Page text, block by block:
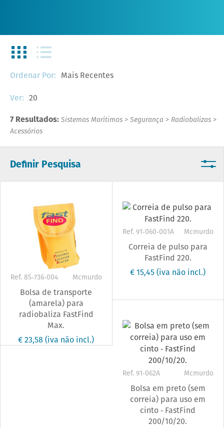
Definir Pesquisa
Ordenar Por: Mais Recentes
Ver: 20
7 Resultados: Sistemas Marítimos > Segurança > Radiobalizas >
Acessórios
Ref. 85‐736‐004 Mcmurdo
Bolsa de transporte
(amarela) para
radiobaliza FastFind
Max.
€ 23,58(iva não incl.)
Ref. 91‐060‐001A Mcmurdo
Correia de pulso para
FastFind 220.
€ 15,45(iva não incl.)
Ref. 91‐062A Mcmurdo
Bolsa em preto (sem
correia) para uso em
cinto ‐ FastFind
200/10/20.